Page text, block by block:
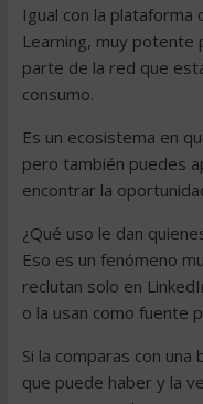
Igual con la plataforma
Learning, muy potente
parte de la red que
consumo.
Es un ecosistema en
pero también puedes
encontrar la
¿Qué uso le dan
Eso es un fenómeno
reclutan solo en
o la usan como fuente
Si la comparas con
que puede haber y la